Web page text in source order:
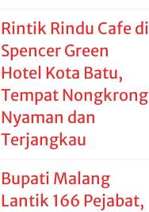
Rintik Rindu Cafe di
Spencer Green
Hotel Kota Batu,
Tempat Nongkrong
Nyaman dan
Terjangkau
Bupati Malang
Lantik 166 Pejabat,